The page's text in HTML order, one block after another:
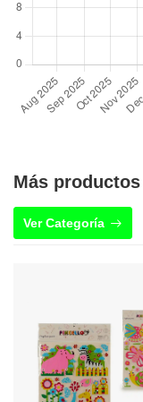
Más
Ver Categoría